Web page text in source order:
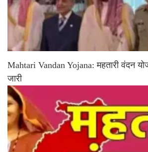
Mahtari Vandan Yojana: महतारी वंदन
जारी